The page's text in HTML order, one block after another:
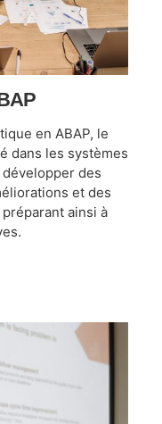
en ABAP, le
dans les systèmes
développer des
et des
ainsi à